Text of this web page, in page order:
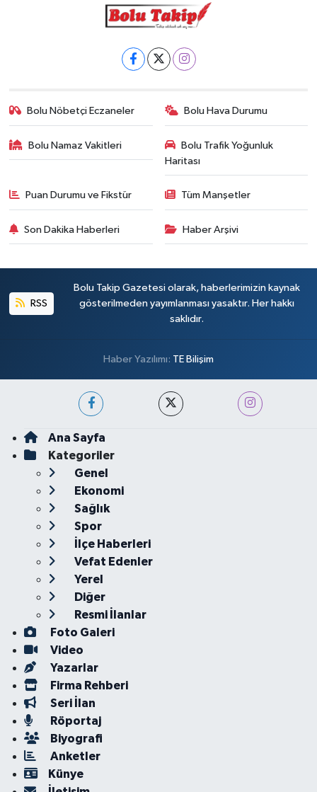
Bolu Nöbetçi Eczaneler Bolu Hava Durumu
Bolu Namaz Vakitleri
Bolu Trafik Yoğunluk
Haritası
Puan Durumu ve Fikstür Tüm Manşetler
Son Dakika Haberleri Haber Arşivi
RSS
Bolu Takip Gazetesi olarak, haberlerimizin kaynak
gösterilmeden yayımlanması yasaktır. Her hakkı
saklıdır.
Haber Yazılımı: TE Bilişim
Ana Sayfa
Kategoriler
Genel
Ekonomi
Sağlık
Spor
İlçe Haberleri
Vefat Edenler
Yerel
Diğer
Resmi İlanlar
Foto Galeri
Video
Yazarlar
Firma Rehberi
Seri İlan
Röportaj
Biyografi
Anketler
Künye